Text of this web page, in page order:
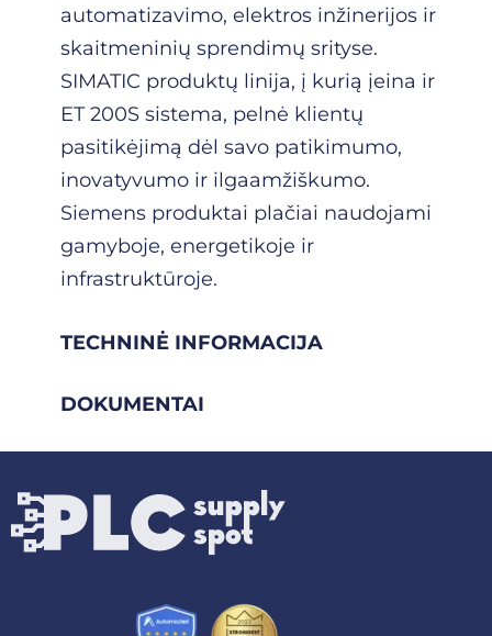
TECHNINĖ INFORMACIJA
DOKUMENTAI
automatizavimo, elektros inžinerijos ir
skaitmeninių sprendimų srityse.
SIMATIC produktų linija, į kurią įeina ir
ET 200S sistema, pelnė klientų
pasitikėjimą dėl savo patikimumo,
inovatyvumo ir ilgaamžiškumo.
Siemens produktai plačiai naudojami
gamyboje, energetikoje ir
infrastruktūroje.